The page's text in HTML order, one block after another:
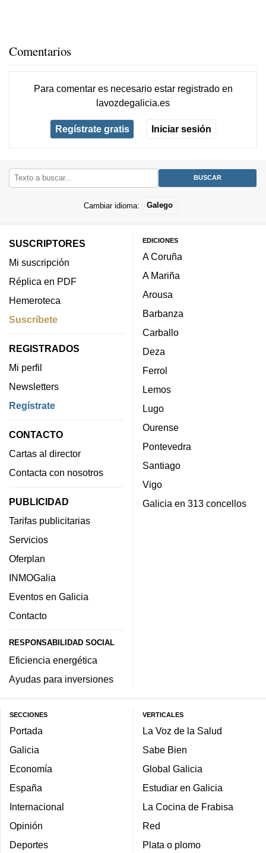
Comentarios
Para comentar es necesario estar registradoen
lavozdegalicia.es
Regístrate gratis Iniciar sesión
Cambiar idioma: Galego
SUSCRIPTORES
Mi suscripción
Réplica en PDF
Hemeroteca
Suscríbete
REGISTRADOS
Mi perfil
Newsletters
Regístrate
CONTACTO
Cartas al director
Contacta con nosotros
PUBLICIDAD
Tarifas publicitarias
Servicios
Oferplan
INMOGalia
Eventos en Galicia
Contacto
RESPONSABILIDAD SOCIAL
Eficiencia energética
Ayudas para inversiones
EDICIONES
A Coruña
A Mariña
Arousa
Barbanza
Carballo
Deza
Ferrol
Lemos
Lugo
Ourense
Pontevedra
Santiago
Vigo
Galicia en 313 concellos
SECCIONES
Portada
Galicia
Economía
España
Internacional
Opinión
Deportes
VERTICALES
La Voz de la Salud
Sabe Bien
Global Galicia
Estudiar en Galicia
La Cocina de Frabisa
Red
Plata o plomo